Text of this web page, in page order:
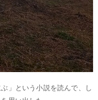
」という小説を読んで、し